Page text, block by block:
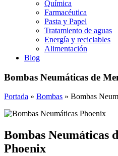
Química
Farmacéutica
Pasta y Papel
Tratamiento de aguas
Energía y reciclables
Alimentación
Blog
Bombas Neumáticas de
Portada » Bombas » Bombas
Bombas Neumáticas
Phoenix